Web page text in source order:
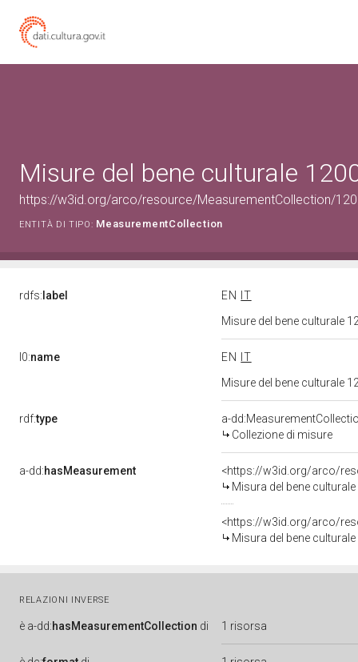
Misure del bene culturale
https://w3id.org/arco/resource/MeasurementCollection/
ENTITÀ DI TIPO: MeasurementCollection
rdfs: label EN
IT
Misure del bene culturale
l0:name EN
IT
Misure del bene culturale
rdf:type
a-
Collezione di misure
a-dd:hasMeasurement
<https://w3id.org/arco/
Misura del bene
<https://w3id.org/arco/
Misura del bene
RELAZIONI INVERSE
è a-dd:hasMeasurementCollection di 1 risorsa